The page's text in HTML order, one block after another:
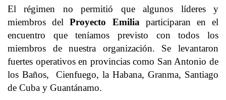
El régimen no permitió que algunos líderes y
miembros delProyecto Emiliaparticiparan en el
encuentro que teníamos previsto con todos los
miembros de nuestra organización. Se levantaron
fuertes operativos en provincias como San Antonio de
los Baños, Cienfuego, la Habana, Granma, Santiago
de Cuba y Guantánamo.